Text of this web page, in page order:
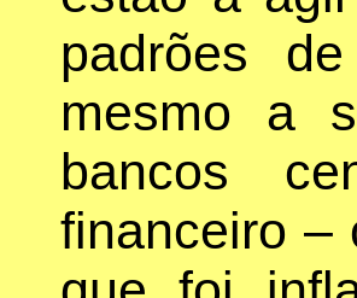
padrões
mesmo a
bancos
financeiro –